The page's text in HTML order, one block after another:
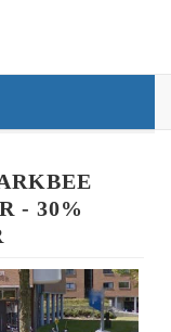
- 30%